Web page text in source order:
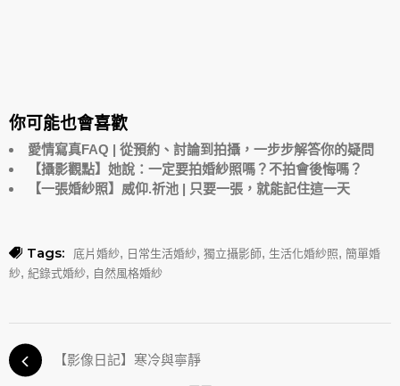
你可能也會喜歡
愛情寫真FAQ | 從預約、討論到拍攝，一步步解答你的疑問
【攝影觀點】她說：一定要拍婚紗照嗎？不拍會後悔嗎？
【一張婚紗照】威仰.祈池 | 只要一張，就能記住這一天
Tags: 底片婚紗, 日常生活婚紗, 獨立攝影師, 生活化婚紗照, 簡單婚
紗, 紀錄式婚紗, 自然風格婚紗
【影像日記】寒冷與寧靜